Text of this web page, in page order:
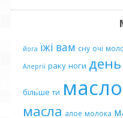
йога їжі вам сну очі
Алергії раку ноги день
більше ти масло
масла алое молока